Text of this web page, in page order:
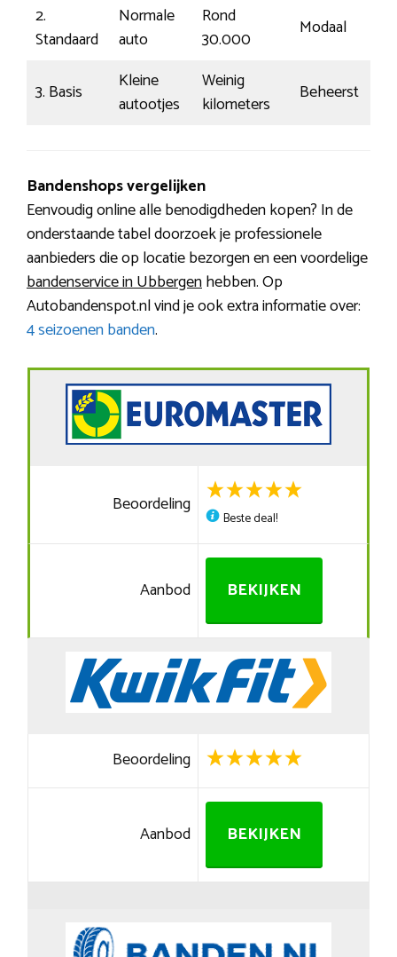
2.
Standaard
Normale
auto
Rond
30.000
Modaal
3. Basis
Kleine
autootjes
Weinig
kilometers
Beheerst
Bandenshops vergelijken
Eenvoudig online alle benodigdheden kopen? In de
onderstaande tabel doorzoek je professionele
aanbieders die op locatie bezorgen en een voordelige
bandenservice in Ubbergenhebben. Op
Autobandenspot.nl vind je ook extra informatie over:
4 seizoenen banden.
Beoordeling
Beste deal!
Aanbod BEKIJKEN
Beoordeling
Aanbod BEKIJKEN